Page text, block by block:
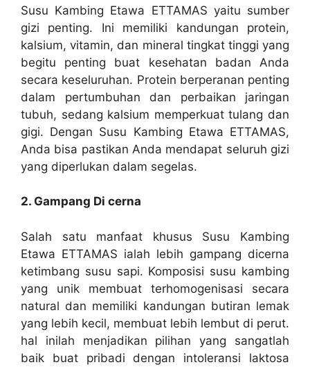
Susu Kambing Etawa ETTAMAS yaitu sumber
gizi penting. Ini memiliki kandungan protein,
kalsium, vitamin, dan mineral tingkat tinggi yang
begitu penting buat kesehatan badan Anda
secara keseluruhan. Protein berperanan penting
dalam pertumbuhan dan perbaikan jaringan
tubuh, sedang kalsium memperkuat tulang dan
gigi. Dengan Susu Kambing Etawa ETTAMAS,
Anda bisa pastikan Anda mendapat seluruh gizi
yang diperlukan dalam segelas.
2. Gampang Di cerna
Salah satu manfaat khusus Susu Kambing
Etawa ETTAMAS ialah lebih gampang dicerna
ketimbang susu sapi. Komposisi susu kambing
yang unik membuat terhomogenisasi secara
natural dan memiliki kandungan butiran lemak
yang lebih kecil, membuat lebih lembut di perut.
hal inilah menjadikan pilihan yang sangatlah
baik buat pribadi dengan intoleransi laktosa